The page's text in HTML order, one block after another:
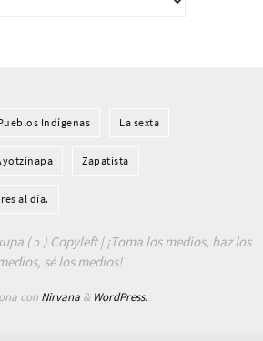
Indí­genas La sexta
Zapatista
al día.
( ɔ ) Copyleft | ¡Toma los medios, haz los
sé los medios!
con Nirvana& WordPress.